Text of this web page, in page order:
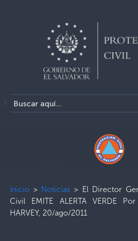
Inicio > Noticias > El Director
Civil EMITE ALERTA VERDE
HARVEY, 20/ago/2011